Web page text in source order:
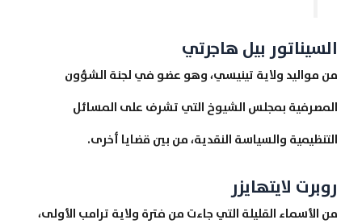
السيناتور بيل هاجرتي
من مواليد ولاية تينيسي، وهو عضو في لجنة الشؤون
المصرفية بمجلس الشيوخ التي تشرف على المسائل
التنظيمية والسياسة النقدية، من بين قضايا أخرى.
روبرت لايتهايزر
من الأسماء القليلة التي جاءت من فترة ولاية ترامب الأولى،